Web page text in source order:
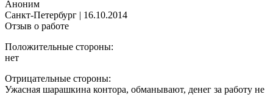
Аноним
Санкт-Петербург | 16.10.2014
Отзыв о работе
Положительные стороны:
нет
Отрицательные стороны:
Ужасная шарашкина контора, обманывают, денег за работу не